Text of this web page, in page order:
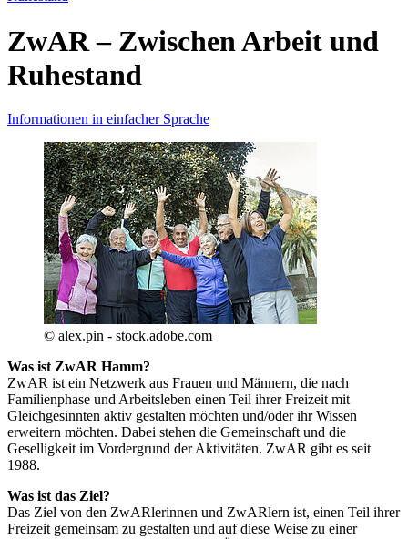
ZwAR – Zwischen Arbeit und
Ruhestand
Informationen in einfacher Sprache
© alex.pin - stock.adobe.com
Was ist ZwAR Hamm?
ZwAR ist ein Netzwerk aus Frauen und Männern, die nach
Familienphase und Arbeitsleben einen Teil ihrer Freizeit mit
Gleichgesinnten aktiv gestalten möchten und/oder ihr Wissen
erweitern möchten. Dabei stehen die Gemeinschaft und die
Geselligkeit im Vordergrund der Aktivitäten. ZwAR gibt es seit
1988.
Was ist das Ziel?
Das Ziel von den ZwARlerinnen und ZwARlern ist, einen Teil ihrer
Freizeit gemeinsam zu gestalten und auf diese Weise zu einer